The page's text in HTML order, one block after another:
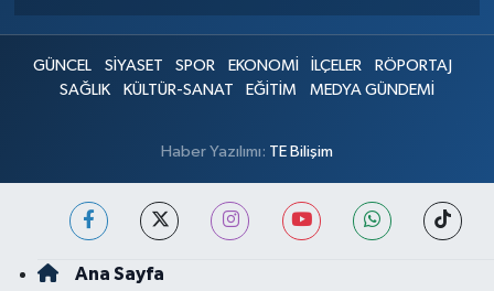
GÜNCEL SİYASET SPOR EKONOMİ İLÇELER
RÖPORTAJ
SAĞLIK
KÜLTÜR-SANAT EĞİTİM MEDYA GÜNDEMİ
Haber Yazılımı: TE Bilişim
Ana Sayfa